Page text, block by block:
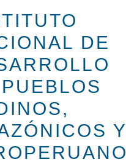
DE
Y